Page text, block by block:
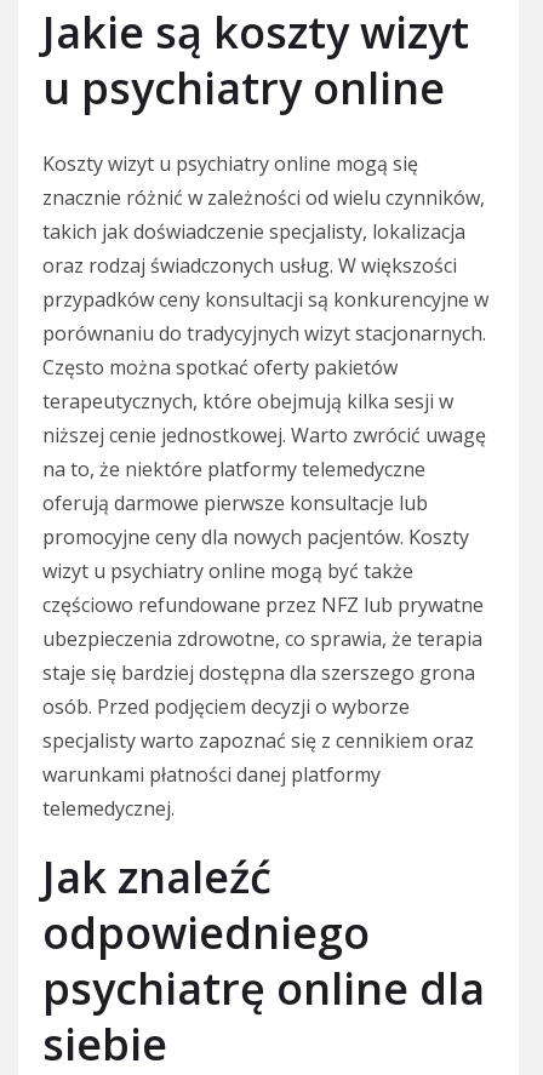
Jakie są koszty wizyt
u psychiatry online
Koszty wizyt u psychiatry online mogą się
znacznie różnić w zależności od wielu czynników,
takich jak doświadczenie specjalisty, lokalizacja
oraz rodzaj świadczonych usług. W większości
przypadków ceny konsultacji są konkurencyjne w
porównaniu do tradycyjnych wizyt stacjonarnych.
Często można spotkać oferty pakietów
terapeutycznych, które obejmują kilka sesji w
niższej cenie jednostkowej. Warto zwrócić uwagę
na to, że niektóre platformy telemedyczne
oferują darmowe pierwsze konsultacje lub
promocyjne ceny dla nowych pacjentów. Koszty
wizyt u psychiatry online mogą być także
częściowo refundowane przez NFZ lub prywatne
ubezpieczenia zdrowotne, co sprawia, że terapia
staje się bardziej dostępna dla szerszego grona
osób. Przed podjęciem decyzji o wyborze
specjalisty warto zapoznać się z cennikiem oraz
warunkami płatności danej platformy
telemedycznej.
Jak znaleźć
odpowiedniego
psychiatrę online dla
siebie